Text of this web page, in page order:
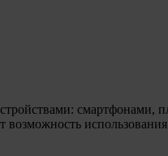
смартфонами,